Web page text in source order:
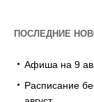
ПОСЛЕДНИЕ
Афиша на 9
Расписание